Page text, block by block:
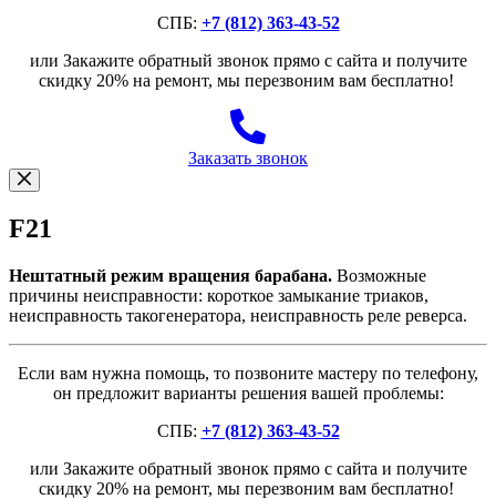
СПБ: +7 (812) 363-43-52
или Закажите обратный звонок прямо с сайта и получите
скидку 20% на ремонт, мы перезвоним вам бесплатно!
Заказать звонок
F21
Нештатный режим вращения барабана. Возможные
причины неисправности: короткое замыкание триаков,
неисправность такогенератора, неисправность реле реверса.
Если вам нужна помощь, то позвоните мастеру по телефону,
он предложит варианты решения вашей проблемы:
СПБ: +7 (812) 363-43-52
или Закажите обратный звонок прямо с сайта и получите
скидку 20% на ремонт, мы перезвоним вам бесплатно!